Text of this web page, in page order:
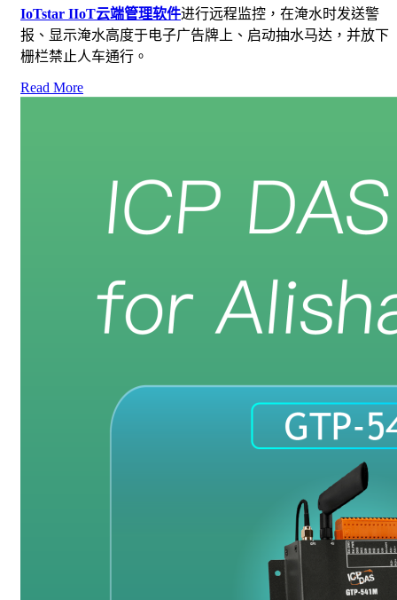
IoTstar IIoT云端管理软件进行远程监控，在淹水时发送警
报、显示淹水高度于电子广告牌上、启动抽水马达，并放下
栅栏禁止人车通行。
Read More